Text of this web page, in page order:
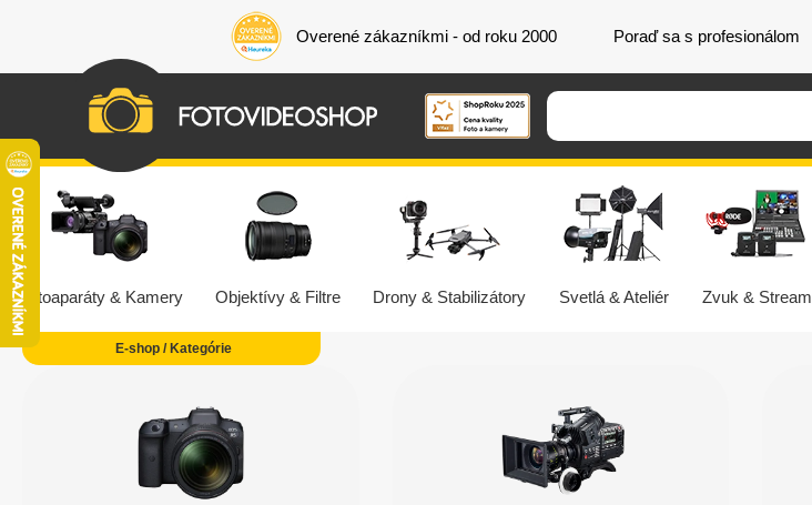
Overené zákazníkmi - od roku 2000 Poraď sa s profesionálom
Fotoaparáty & Kamery Objektívy & Filtre Drony & Stabilizátory Svetlá & Ateliér Zvuk & Stream
E-shop / Kategórie